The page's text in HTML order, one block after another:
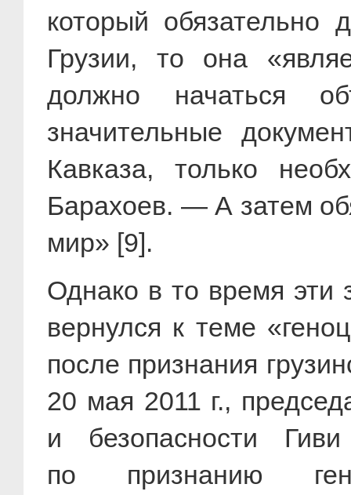
который обязательно
Грузии, то она
должно начаться
значительные
Кавказа, только
Барахоев. — А затем
мир» [9].
Однако в то время эти
вернулся к теме
после признания
20 мая 2011 г.,
и безопасности
по признанию